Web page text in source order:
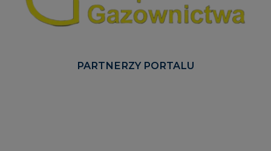
PARTNERZY PORTALU